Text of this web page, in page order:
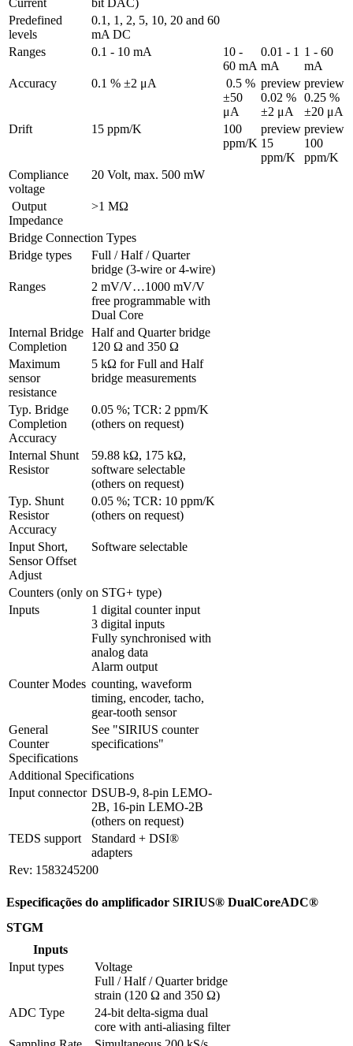
Predefined
levels
0.1, 1, 2, 5, 10, 20 and 60
mA DC
Ranges
0.1 - 10 mA
10 -
60 mA
0.01 - 1
mA
1 - 60
mA
Accuracy
0.1 % ±2 μA
±50
μA
preview
0.02 %
±2 μA
preview
0.25 %
±20 μA
Drift
15 ppm/K
100
ppm/K
preview
15
ppm/K
preview
100
ppm/K
Compliance
voltage
20 Volt, max. 500 mW
Impedance
>1 MΩ
Bridge Connection Types
Bridge types
Full / Half / Quarter
bridge (3-wire or 4-wire)
Ranges
2 mV/V…1000 mV/V
free programmable with
Dual Core
Internal Bridge
Completion
Half and Quarter bridge
120 Ω and 350 Ω
Maximum
sensor
resistance
5 kΩ for Full and Half
bridge measurements
Typ. Bridge
Completion
Accuracy
0.05 %; TCR: 2 ppm/K
(others on request)
Internal Shunt
Resistor
59.88 kΩ, 175 kΩ,
software selectable
(others on request)
Typ. Shunt
Resistor
Accuracy
0.05 %; TCR: 10 ppm/K
(others on request)
Input Short,
Sensor Offset
Adjust
Software selectable
Counters (only on STG+ type)
Inputs
1 digital counter input
3 digital inputs
Fully synchronised with
analog data
Alarm output
Counter Modes counting, waveform
timing, encoder, tacho,
gear-tooth sensor
General
Counter
Specifications
See "SIRIUS counter
specifications"
Additional Specifications
Input connector DSUB-9, 8-pin LEMO-
2B, 16-pin LEMO-2B
(others on request)
TEDS support
Standard + DSI®
adapters
Rev: 1583245200
Especificações do amplificador SIRIUS® DualCoreADC®
STGM
Inputs
Input types
Voltage
Full / Half / Quarter bridge
strain (120 Ω and 350 Ω)
ADC Type
24-bit delta-sigma dual
core with anti-aliasing filter